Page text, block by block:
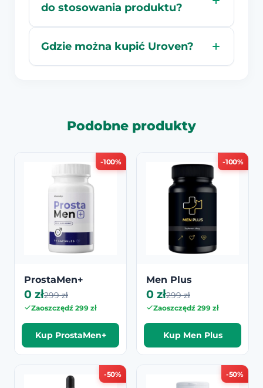
do stosowania produktu?
Gdzie można kupić Uroven?
Podobne produkty
-100%
ProstaMen+
0 zł299 zł
Zaoszczędź 299 zł
Kup ProstaMen+
-100%
Men Plus
0 zł299 zł
Zaoszczędź 299 zł
Kup Men Plus
-50% -50%